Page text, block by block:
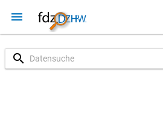
menu
search